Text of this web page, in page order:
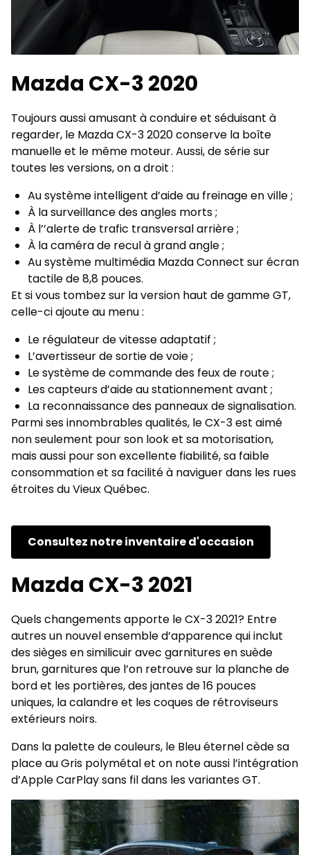
Mazda CX-3 2020
Toujours aussi amusant à conduire et séduisant à
regarder, le Mazda CX-3 2020 conserve la boîte
manuelle et le même moteur. Aussi, de série sur
toutes les versions, on a droit :
Au système intelligent d’aide au freinage en ville ;
À la surveillance des angles morts ;
À l’’alerte de trafic transversal arrière ;
À la caméra de recul à grand angle ;
Au système multimédia Mazda Connect sur écran
tactile de 8,8 pouces.
Et si vous tombez sur la version haut de gamme GT,
celle-ci ajoute au menu :
Le régulateur de vitesse adaptatif ;
L’avertisseur de sortie de voie ;
Le système de commande des feux de route ;
Les capteurs d’aide au stationnement avant ;
La reconnaissance des panneaux de signalisation.
Parmi ses innombrables qualités, le CX-3 est aimé
non seulement pour son look et sa motorisation,
mais aussi pour son excellente fiabilité, sa faible
consommation et sa facilité à naviguer dans les rues
étroites du Vieux Québec.
Consultez notre inventaire d'occasion
Mazda CX-3 2021
Quels changements apporte le CX-3 2021? Entre
autres un nouvel ensemble d’apparence qui inclut
des sièges en similicuir avec garnitures en suède
brun, garnitures que l’on retrouve sur la planche de
bord et les portières, des jantes de 16 pouces
uniques, la calandre et les coques de rétroviseurs
extérieurs noirs.
Dans la palette de couleurs, le Bleu éternel cède sa
place au Gris polymétal et on note aussi l’intégration
d’Apple CarPlay sans fil dans les variantes GT.